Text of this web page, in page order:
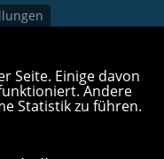
Seite. Einige davon
Andere
Statistik zu führen.